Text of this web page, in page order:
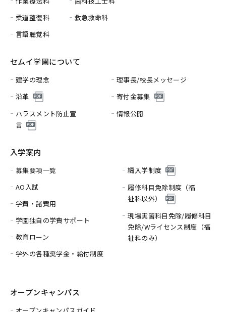
柔道整復科
言語聴覚科
救急救命科
セムイ学園について
建学の理念
理事長/校長メッセージ
沿革
寄付金募集
ハラスメント防止宣
言
情報公開
入学案内
募集要項一覧
AO入試
学費・諸費用
学園独自の学費サポート
教育ローン
学外の各種奨学金・給付制度
編入学制度
履修科目免除制度（福
祉科以外）
現場実習科目免除/履修科目
免除/Wライセンス制度（福
祉科のみ）
オープンキャンパス